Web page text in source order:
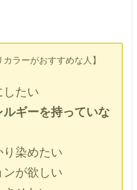
ラーがおすすめな人】
したい
ルギーを持っていな
り染めたい
ンが欲しい